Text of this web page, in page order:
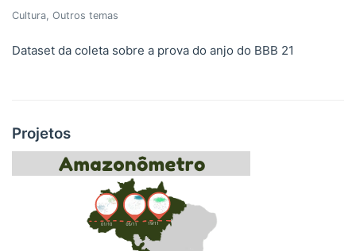
Cultura, Outros temas
Dataset da coleta sobre a prova do anjo do BBB 21
Projetos